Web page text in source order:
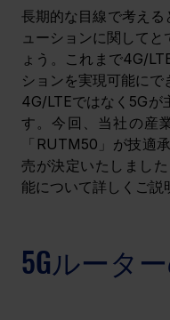
長期的な目線で考える
ューションに関して
ょう。これまで4G/
ションを実現可能に
4G/LTEではなく5Gが
す。今回、当社の産
「RUTM50」が技適
売が決定いたしまし
能について詳しくご説
5Gルータ